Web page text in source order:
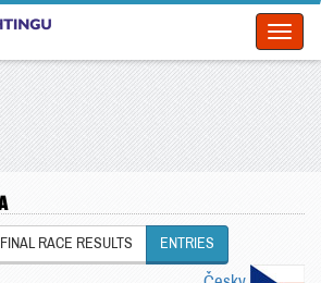
FINAL RACE RESULTS ENTRIES